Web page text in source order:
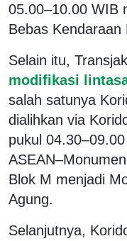
05.00–10.00 WIB
Bebas Kendaraan
Selain itu,
modifikasi
salah satunya
dialihkan via
pukul
Blok M menjadi
Agung.
Selanjutnya,